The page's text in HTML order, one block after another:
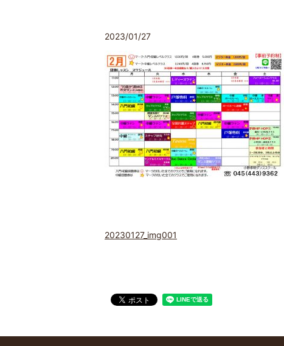
2023/01/27
20230127_img001